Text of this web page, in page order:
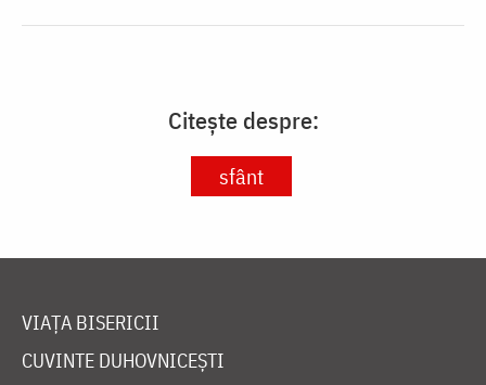
Citește despre:
sfânt
VIAȚA BISERICII
CUVINTE DUHOVNICEȘTI